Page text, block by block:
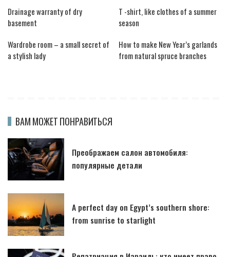
Drainage warranty of dry
basement
T -shirt, like clothes of a summer
season
Wardrobe room – a small secret of
a stylish lady
How to make New Year’s garlands
from natural spruce branches
ВАМ МОЖЕТ ПОНРАВИТЬСЯ
Преображаем салон автомобиля:
популярные детали
A perfect day on Egypt’s southern shore:
from sunrise to starlight